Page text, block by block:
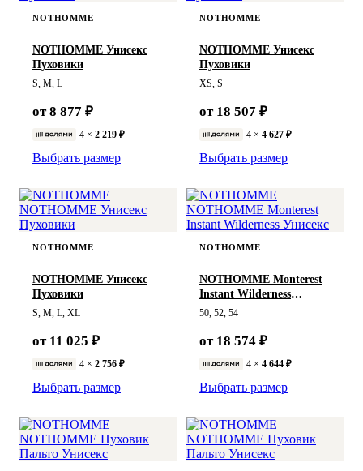
NOTHOMME
NOTHOMME Унисекс
Пуховики
S, M, L
от 8 877 ₽
4 × 2 219 ₽
Выбрать размер
NOTHOMME
NOTHOMME Унисекс
Пуховики
XS, S
от 18 507 ₽
4 × 4 627 ₽
Выбрать размер
NOTHOMME
NOTHOMME Унисекс
Пуховики
S, M, L, XL
от 11 025 ₽
4 × 2 756 ₽
Выбрать размер
NOTHOMME
NOTHOMME Monterest
Instant Wilderness
Унисекс
50, 52, 54
от 18 574 ₽
4 × 4 644 ₽
Выбрать размер